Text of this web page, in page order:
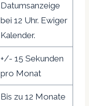
Datumsanzeige
bei 12 Uhr. Ewiger
Kalender.
+/- 15 Sekunden
pro Monat
Bis zu 12 Monate